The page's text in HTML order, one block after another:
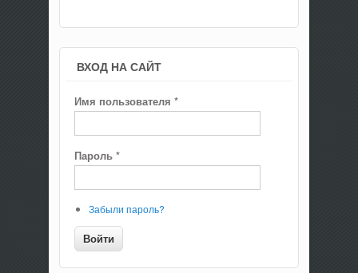
ВХОД НА САЙТ
Имя пользователя *
Пароль *
Забыли пароль?